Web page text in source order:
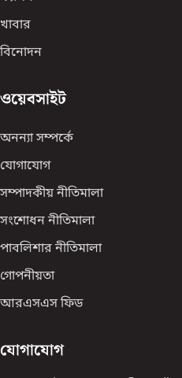
খাবার
বিনোদন
ওয়েবসাইট
অনন্যা সম্পর্কে
যোগাযোগ
সম্পাদকীয় নীতিমালা
সংশোধন নীতিমালা
পাবলিশার নীতিমালা
গোপনীয়তা
আরএসএস ফিড
যোগাযোগ